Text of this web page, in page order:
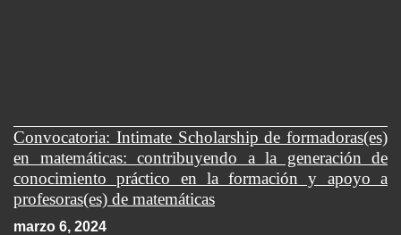
Convocatoria: Intimate Scholarship de formadoras(es)
en matemáticas: contribuyendo a la generación de
conocimiento práctico en la formación y apoyo a
profesoras(es) de matemáticas
marzo 6, 2024